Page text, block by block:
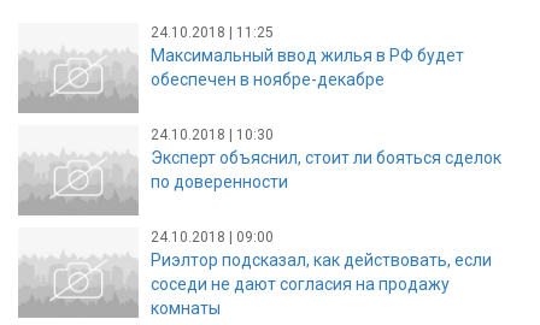
24.10.2018 | 11:25
Максимальный ввод жилья в РФ будет
обеспечен в ноябре-декабре
24.10.2018 | 10:30
Эксперт объяснил, стоит ли бояться сделок
по доверенности
24.10.2018 | 09:00
Риэлтор подсказал, как действовать, если
соседи не дают согласия на продажу
комнаты